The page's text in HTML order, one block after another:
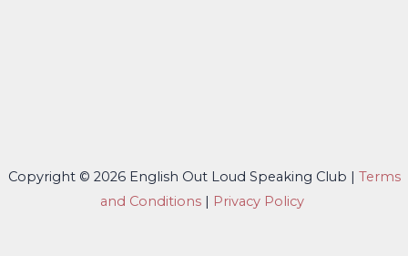
Copyright © 2026 English Out Loud Speaking Club | Terms
and Conditions | Privacy Policy